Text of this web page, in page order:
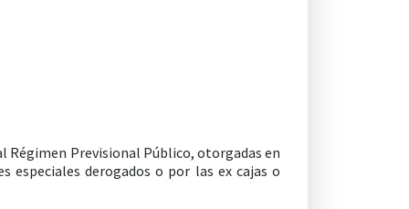
Régimen Previsional Público, otorgadas en
especiales derogados o por las ex cajas o